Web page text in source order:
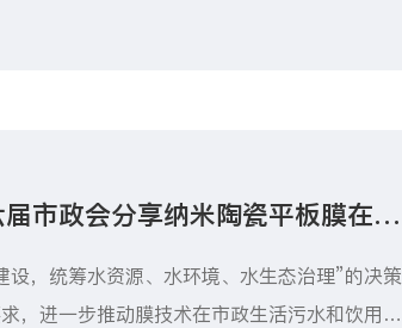
市政会分享纳米陶瓷平板膜在水
，统筹水资源、水环境、水生态治理”的决策
，进一步推动膜技术在市政生活污水和饮用水